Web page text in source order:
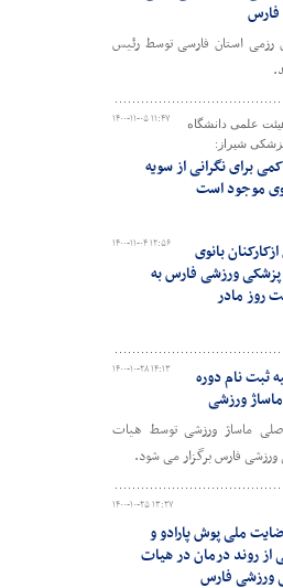
فارس
رزمی استان فارسی توسط رئیس
۱۴۰۰-۱۱-۰۵ ۱۱:۴۷
علمی دانشگاه
شیراز:
برای نگرانی از سویه
موجود است
۱۴۰۰-۱۱-۰۴ ۱۲:۵۶
بانوی
ورزشی فارس به
روز مادر
۱۴۰۰-۱۰-۲۸ ۱۴:۱۳
ثبت نام دوره
ورزشی
ماساژ ورزشی توسط هیات
فارس برگزار می شود.
۱۴۰۰-۱۰-۲۵ ۱۳:۲۷
ملی پوش پارادو و
از روند درمان در هیات
ورزشی فارس